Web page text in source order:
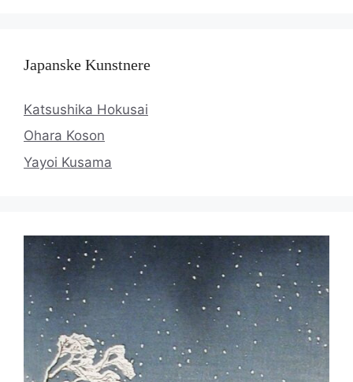
Japanske Kunstnere
Katsushika Hokusai
Ohara Koson
Yayoi Kusama